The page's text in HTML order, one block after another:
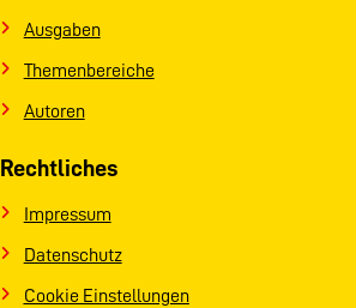
Ausgaben
Themenbereiche
Autoren
Rechtliches
Impressum
Datenschutz
Cookie Einstellungen